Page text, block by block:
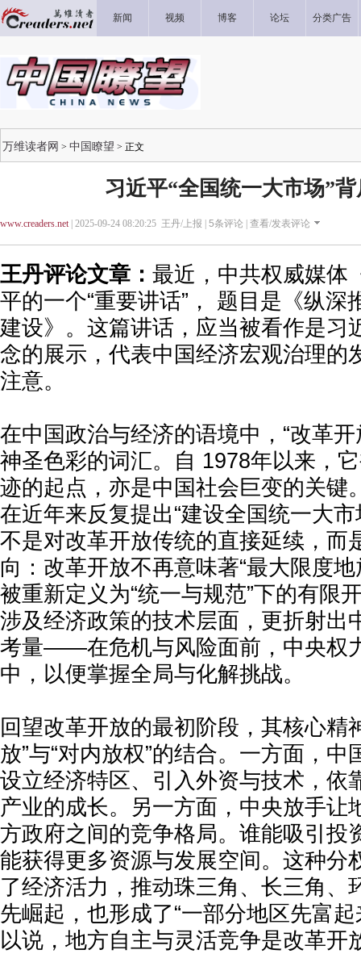
新闻 视频 博客 论坛 分类广告
万维读者网 > 中国瞭望 > 正文
习近平“全国统一大市场”
www.creaders.net| 2025-09-24 08:20:25 王丹/上报 | 5条评论 | 查看/发表评论
王丹评论文章： 最近，中共权威媒体
平的一个“重要讲话”， 题目是《纵深
建设》。这篇讲话，应当被看作是习
念的展示，代表中国经济宏观治理的
注意。
在中国政治与经济的语境中，“改革
神圣色彩的词汇。自 1978年以来，
迹的起点，亦是中国社会巨变的关键
在近年来反复提出“建设全国统一大
不是对改革开放传统的直接延续，而
向：改革开放不再意味著“最大限度
被重新定义为“统一与规范”下的有限
涉及经济政策的技术层面，更折射出
考量——在危机与风险面前，中央权
中，以便掌握全局与化解挑战。
回望改革开放的最初阶段，其核心精
放”与“对内放权”的结合。一方面，
设立经济特区、引入外资与技术，依
产业的成长。另一方面，中央放手让
方政府之间的竞争格局。谁能吸引投
能获得更多资源与发展空间。这种分
了经济活力，推动珠三角、长三角、
先崛起，也形成了“一部分地区先富
以说，地方自主与灵活竞争是改革开